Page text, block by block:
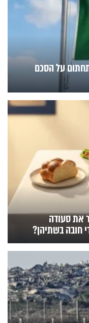
על הסכם
את סעודה
חובה בשתיהן?